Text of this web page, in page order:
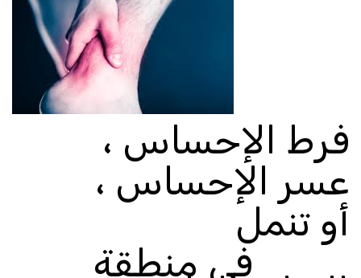
فرط الإحساس ،
عسر الإحساس ،
أو تنمل
في منطقة